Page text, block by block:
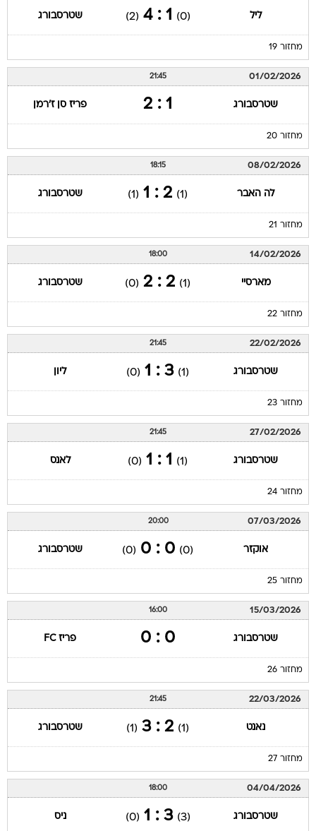
ליל (0)
1 : 4
(2) שטרסבורג
מחזור 19
01/02/2026
21:45
שטרסבורג 1 : 2 פריז סן ז'רמן
מחזור 20
08/02/2026
18:15
לה האבר (1)
2 : 1
(1) שטרסבורג
מחזור 21
14/02/2026
18:00
מארסיי (1)
2 : 2
(0) שטרסבורג
מחזור 22
22/02/2026
21:45
שטרסבורג (1)
3 : 1
(0) ליון
מחזור 23
27/02/2026
21:45
שטרסבורג (1)
1 : 1
(0) לאנס
מחזור 24
07/03/2026
20:00
אוקזר (0)
0 : 0
(0) שטרסבורג
מחזור 25
15/03/2026
16:00
שטרסבורג 0 : 0 פריז FC
מחזור 26
22/03/2026
21:45
נאנט (1)
2 : 3
(1) שטרסבורג
מחזור 27
04/04/2026
18:00
שטרסבורג (3)
3 : 1
(0) ניס